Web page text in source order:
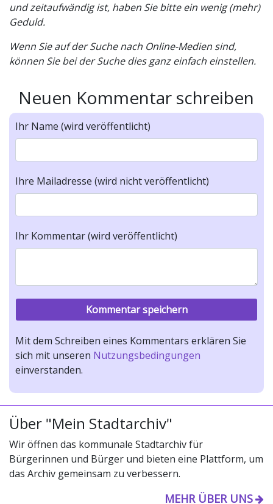
und zeitaufwändig ist, haben Sie bitte ein wenig (mehr)
Geduld.
Wenn Sie auf der Suche nach Online-Medien sind,
können Sie bei der Suche dies ganz einfach einstellen.
Neuen Kommentar schreiben
Ihr Name (wird veröffentlicht)
Ihre Mailadresse (wird nicht veröffentlicht)
Ihr Kommentar (wird veröffentlicht)
Mit dem Schreiben eines Kommentars erklären Sie
sich mit unseren Nutzungsbedingungen
einverstanden.
Über "Mein Stadtarchiv"
Wir öffnen das kommunale Stadtarchiv für
Bürgerinnen und Bürger und bieten eine Plattform, um
das Archiv gemeinsam zu verbessern.
MEHR ÜBER UNS